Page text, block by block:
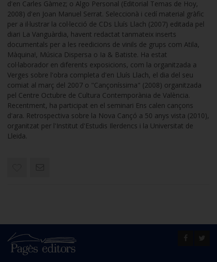
d'en Carles Gàmez; o Algo Personal (Editorial Temas de Hoy,
2008) d'en Joan Manuel Serrat. Seleccionà i cedí material gràfic
per a il·lustrar la col·lecció de CDs Lluís Llach (2007) editada pel
diari La Vanguàrdia, havent redactat tanmateix inserts
documentals per a les reedicions de vinils de grups com Atila,
Màquina!, Música Dispersa o Ia & Batiste. Ha estat
col·laborador en diferents exposicions, com la organitzada a
Verges sobre l'obra completa d'en Lluís Llach, el dia del seu
comiat al març del 2007 o "Cançoníssima" (2008) organitzada
pel Centre Octubre de Cultura Contemporània de València.
Recentment, ha participat en el seminari Ens calen cançons
d'ara. Retrospectiva sobre la Nova Cançó a 50 anys vista (2010),
organitzat per l'Institut d'Estudis Ilerdencs i la Universitat de
Lleida.